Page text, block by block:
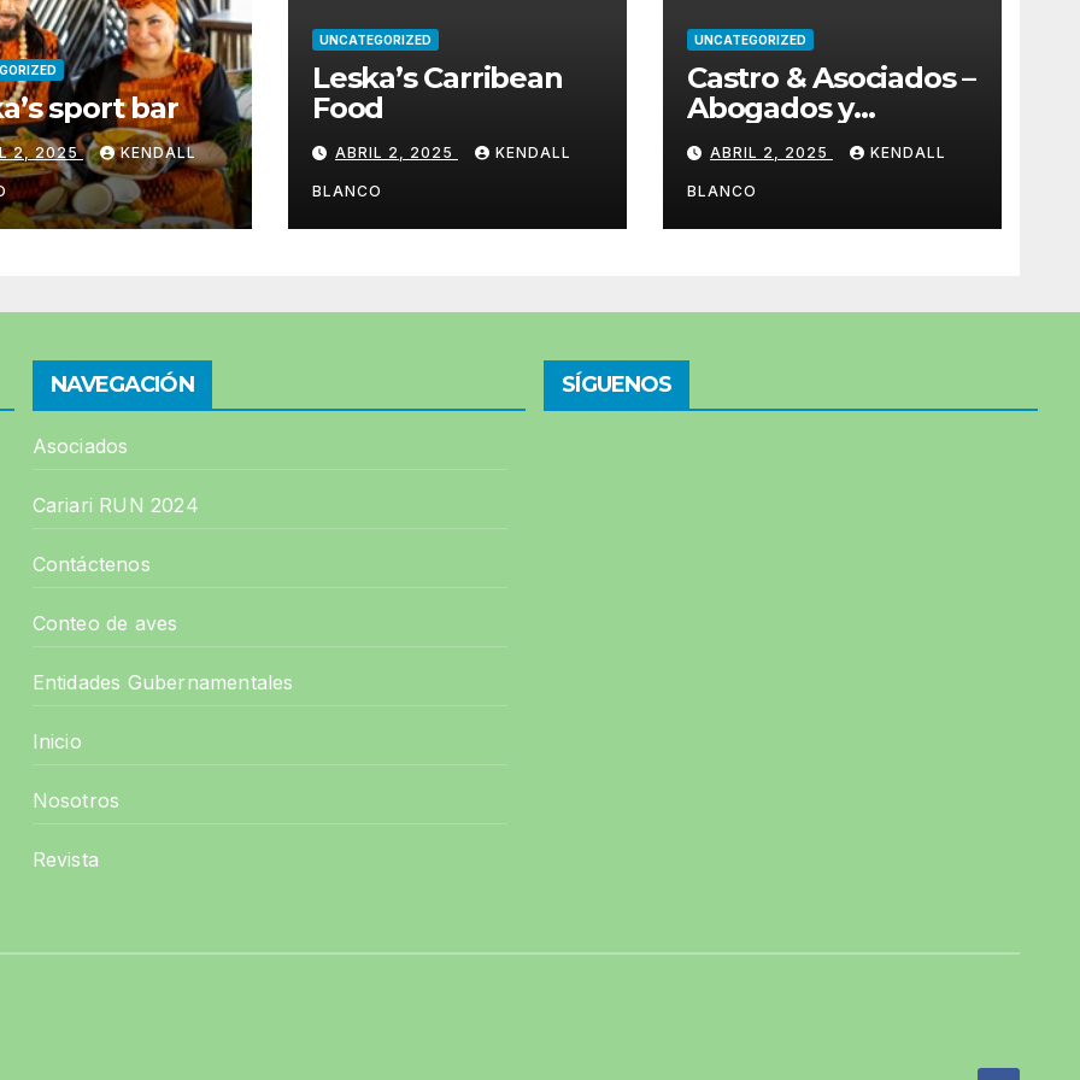
sport bar
2, 2025 KENDALL
UNCATEGORIZED
Leska’s Carribean
Food
ABRIL 2, 2025 KENDALL
BLANCO
UNCATEGORIZED
Castro & Asociados –
Abogados y
Notarios
ABRIL 2, 2025 KENDALL
BLANCO
NAVEGACIÓN
Asociados
Cariari RUN 2024
Contáctenos
Conteo de aves
Entidades Gubernamentales
Inicio
Nosotros
Revista
SÍGUENOS